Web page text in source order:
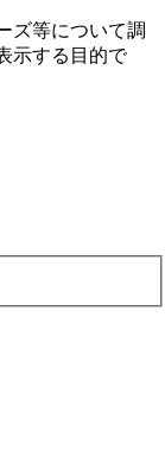
ズ等について調
⽰する⽬的で